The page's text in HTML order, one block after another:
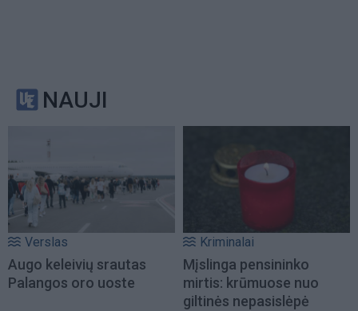
NAUJI
Verslas
Augo keleivių srautas
Palangos oro uoste
Kriminalai
Mįslinga pensininko
mirtis: krūmuose nuo
giltinės nepasislėpė